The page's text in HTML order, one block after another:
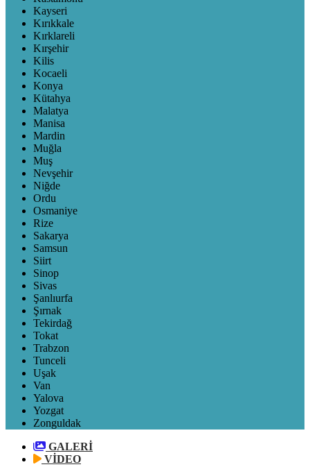
Kayseri
Kırıkkale
Kırklareli
Kırşehir
Kilis
Kocaeli
Konya
Kütahya
Malatya
Manisa
Mardin
Muğla
Muş
Nevşehir
Niğde
Ordu
Osmaniye
Rize
Sakarya
Samsun
Siirt
Sinop
Sivas
Şanlıurfa
Şırnak
Tekirdağ
Tokat
Trabzon
Tunceli
Uşak
Van
Yalova
Yozgat
Zonguldak
GALERİ
VİDEO